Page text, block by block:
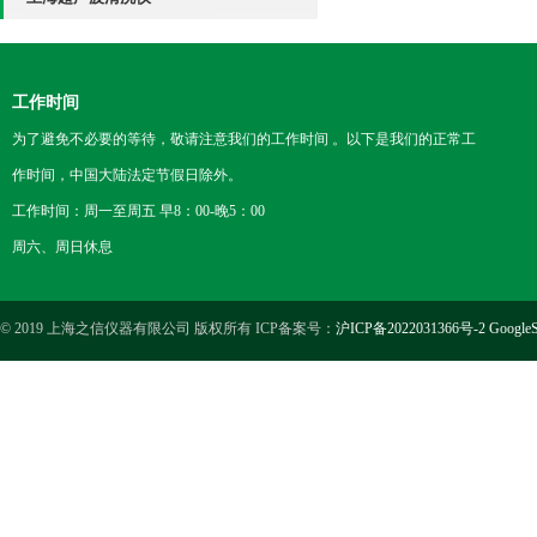
工作时间
为了避免不必要的等待，敬请注意我们的工作时间 。以下是我们的正常工
作时间，中国大陆法定节假日除外。
工作时间：周一至周五 早8：00-晚5：00
周六、周日休息
© 2019 上海之信仪器有限公司 版权所有 ICP备案号： 沪ICP备2022031366号-2